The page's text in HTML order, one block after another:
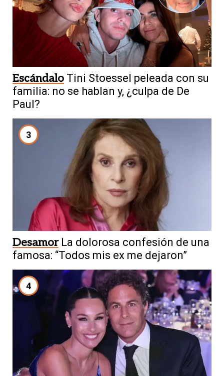
Escándalo Tini Stoessel peleada con su
familia: no se hablan y, ¿culpa de De
Paul?
3
Desamor La dolorosa confesión de una
famosa: “Todos mis ex me dejaron”
4